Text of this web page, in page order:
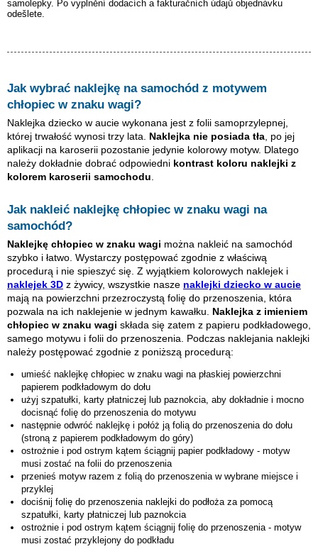
samolepky. Po vyplnění dodacích a fakturačních údajů objednávku
odešlete.
Jak wybrać naklejkę na samochód z motywem
chłopiec w znaku wagi?
Naklejka dziecko w aucie wykonana jest z folii samoprzylepnej,
której trwałość wynosi trzy lata. Naklejka nie posiada tła , po jej
aplikacji na karoserii pozostanie jedynie kolorowy motyw. Dlatego
należy dokładnie dobrać odpowiedni kontrast koloru naklejki z
kolorem karoserii samochodu
Jak nakleić naklejkę chłopiec w znaku wagi na
samochód?
Naklejkę chłopiec w znaku wagi można nakleić na samochód
szybko i łatwo. Wystarczy postępować zgodnie z właściwą
procedurą i nie spieszyć się. Z wyjątkiem kolorowych naklejek i
naklejek 3D z żywicy, wszystkie nasze naklejki dziecko w aucie
mają na powierzchni przezroczystą folię do przenoszenia, która
pozwala na ich naklejenie w jednym kawałku. Naklejka z imieniem
chłopiec w znaku wagi składa się zatem z papieru podkładowego,
samego motywu i folii do przenoszenia. Podczas naklejania naklejki
należy postępować zgodnie z poniższą procedurą:
umieść naklejkę chłopiec w znaku wagi na płaskiej powierzchni
papierem podkładowym do dołu
użyj szpatułki, karty płatniczej lub paznokcia, aby dokładnie i mocno
docisnąć folię do przenoszenia do motywu
następnie odwróć naklejkę i połóż ją folią do przenoszenia do dołu
(stroną z papierem podkładowym do góry)
ostrożnie i pod ostrym kątem ściągnij papier podkładowy - motyw
musi zostać na folii do przenoszenia
przenieś motyw razem z folią do przenoszenia w wybrane miejsce i
przyklej
dociśnij folię do przenoszenia naklejki do podłoża za pomocą
szpatułki, karty płatniczej lub paznokcia
ostrożnie i pod ostrym kątem ściągnij folię do przenoszenia - motyw
musi zostać przyklejony do podkładu